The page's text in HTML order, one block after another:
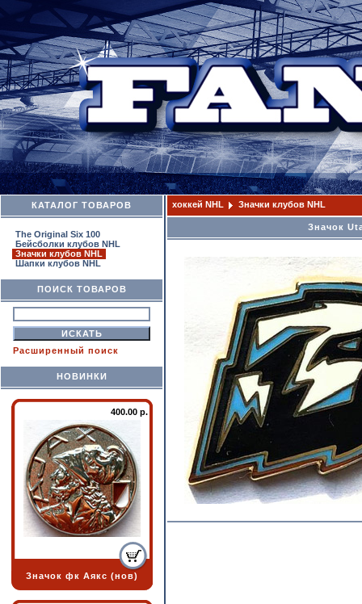
КАТАЛОГ ТОВАРОВ
The Original Six 100
Бейсболки клубов NHL
Значки клубов NHL
Шапки клубов NHL
ПОИСК ТОВАРОВ
Расширенный поиск
НОВИНКИ
400.00 р.
Значок фк Аякс (нов)
хоккей NHL Значки клубов NHL
Значок